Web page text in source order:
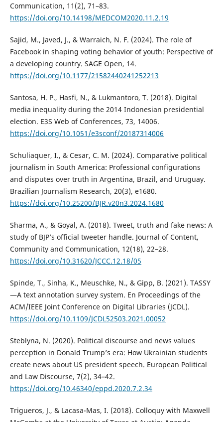
Communication, 11(2), 71–83.
https://doi.org/10.14198/MEDCOM2020.11.2.19
Sajid, M., Javed, J., & Warraich, N. F. (2024). The role of
Facebook in shaping voting behavior of youth: Perspective of
a developing country. SAGE Open, 14.
https://doi.org/10.1177/21582440241252213
Santosa, H. P., Hasfi, N., & Lukmantoro, T. (2018). Digital
media inequality during the 2014 Indonesian presidential
election. E3S Web of Conferences, 73, 14006.
https://doi.org/10.1051/e3sconf/20187314006
Schuliaquer, I., & Cesar, C. M. (2024). Comparative political
journalism in South America: Professional configurations
and disputes over truth in Argentina, Brazil, and Uruguay.
Brazilian Journalism Research, 20(3), e1680.
https://doi.org/10.25200/BJR.v20n3.2024.1680
Sharma, A., & Goyal, A. (2018). Tweet, truth and fake news: A
study of BJP’s official tweeter handle. Journal of Content,
Community and Communication, 12(18), 22–28.
https://doi.org/10.31620/JCCC.12.18/05
Spinde, T., Sinha, K., Meuschke, N., & Gipp, B. (2021). TASSY
—A text annotation survey system. En Proceedings of the
ACM/IEEE Joint Conference on Digital Libraries (JCDL).
https://doi.org/10.1109/JCDL52503.2021.00052
Steblyna, N. (2020). Political discourse and news values
perception in Donald Trump’s era: How Ukrainian students
create news about US president speech. European Political
and Law Discourse, 7(2), 34–42.
https://doi.org/10.46340/eppd.2020.7.2.34
Trigueros, J., & Lacasa-Mas, I. (2018). Colloquy with Maxwell